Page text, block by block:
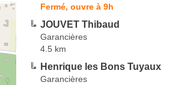
Fermé, ouvre à 9h
JOUVET Thibaud
Garancières
4.5 km
Henrique les Bons Tuyaux
Garancières